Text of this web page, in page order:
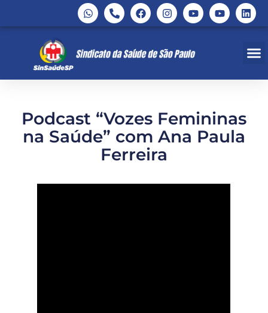
Podcast “Vozes Femininas
na Saúde” com Ana Paula
Ferreira